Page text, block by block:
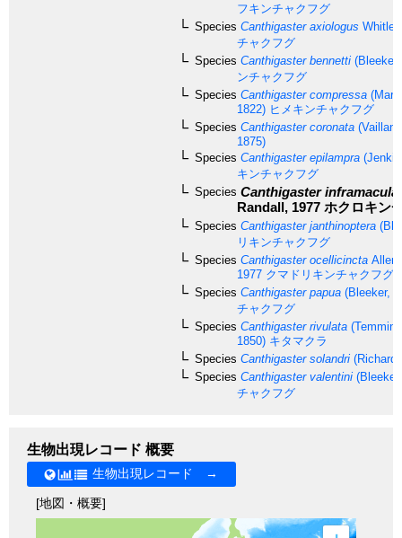
フキンチャクフグ
Species Canthigaster axiologus
チャクフグ
Species Canthigaster bennetti
ンチャクフグ
Species Canthigaster compressa
1822) ヒメキンチャクフグ
Species Canthigaster coronata
1875)
Species Canthigaster epilampra
キンチャクフグ
Species Canthigaster inframacula
Randall, 1977 ホクロキン
Species Canthigaster janthinoptera
リキンチャクフグ
Species Canthigaster ocellicincta Allen
1977 クマドリキンチャクフグ
Species Canthigaster papua (Bleeker,
チャクフグ
Species Canthigaster rivulata
1850) キタマクラ
Species Canthigaster solandri
Species Canthigaster valentini
チャクフグ
生物出現レコード 概要
生物出現レコード →
[地図・概要]